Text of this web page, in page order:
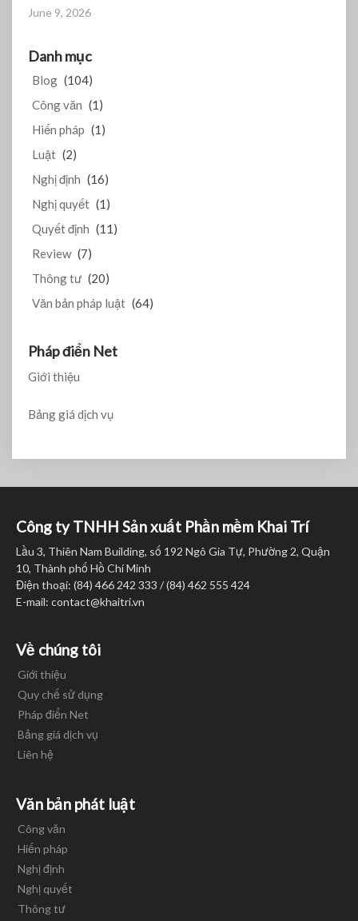
June 9, 2026
Danh mục
Blog (104)
Công văn (1)
Hiến pháp (1)
Luật (2)
Nghị định (16)
Nghị quyết (1)
Quyết định (11)
Review (7)
Thông tư (20)
Văn bản pháp luật (64)
Pháp điển Net
Giới thiệu
Bảng giá dịch vụ
Công ty TNHH Sản xuất Phần mềm Khai Trí
Lầu 3, Thiên Nam Building, số 192 Ngô Gia Tự, Phường 2, Quận
10, Thành phố Hồ Chí Minh
Điện thoại: (84) 466 242 333 / (84) 462 555 424
E-mail: contact@khaitri.vn
Về chúng tôi
Giới thiệu
Quy chế sử dụng
Pháp điển Net
Bảng giá dịch vụ
Liên hệ
Văn bản phát luật
Công văn
Hiến pháp
Nghị định
Nghị quyết
Thông tư